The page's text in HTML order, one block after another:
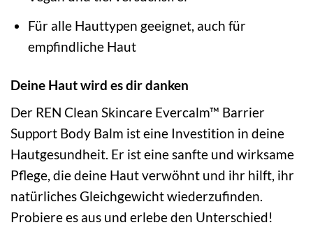
Für alle Hauttypen geeignet, auch für
empfindliche Haut
Deine Haut wird es dir danken
Der REN Clean Skincare Evercalm™ Barrier
Support Body Balm ist eine Investition in deine
Hautgesundheit. Er ist eine sanfte und wirksame
Pflege, die deine Haut verwöhnt und ihr hilft, ihr
natürliches Gleichgewicht wiederzufinden.
Probiere es aus und erlebe den Unterschied!